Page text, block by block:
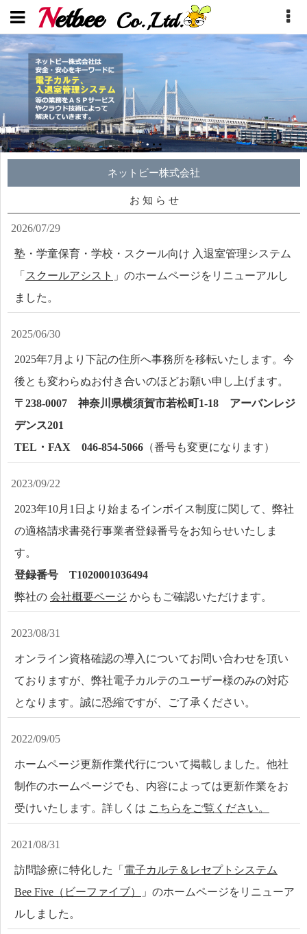
Netbee Co.,Ltd.
ネットビー株式会社
お 知 ら せ
2026/07/29
塾・学童保育・学校・スクール向け 入退室管理システム
「 スクールアシスト 」のホームページをリニューアルし
ました。
2025/06/30
2025年7月より下記の住所へ事務所を移転いたします。今
後とも変わらぬお付き合いのほどお願い申し上げます。
〒238-0007 神奈川県横須賀市若松町1-18 アーバンレジ
デンス201
TEL・FAX 046-854-5066 （番号も変更になります）
2023/09/22
2023年10月1日より始まるインボイス制度に関して、弊社
の適格請求書発行事業者登録番号をお知らせいたしま
す。
登録番号 T1020001036494
弊社の 会社概要ページ からもご確認いただけます。
2023/08/31
オンライン資格確認の導入についてお問い合わせを頂い
ておりますが、弊社電子カルテのユーザー様のみの対応
となります。誠に恐縮ですが、ご了承ください。
2022/09/05
ホームページ更新作業代行について掲載しました。他社
制作のホームページでも、内容によっては更新作業をお
受けいたします。詳しくは こちらをご覧ください。
2021/08/31
訪問診療に特化した「 電子カルテ＆レセプトシステム
Bee Five（ビーファイブ）
」のホームページをリニューア
ルしました。